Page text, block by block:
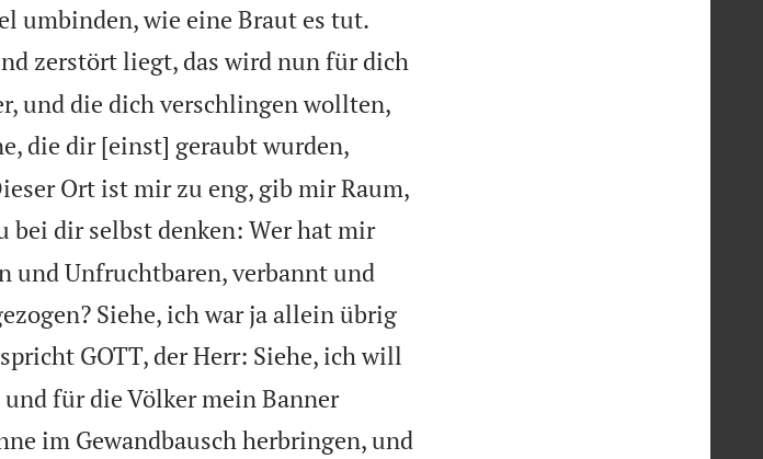
umbinden, wie eine Braut es tut.
zerstört liegt, das wird nun für dich
und die dich verschlingen wollten,
die dir [einst] geraubt wurden,
Ort ist mir zu eng, gib mir Raum,
bei dir selbst denken: Wer hat mir
und Unfruchtbaren, verbannt und
Siehe, ich war ja allein übrig
GOTT, der Herr: Siehe, ich will
für die Völker mein Banner
im Gewandbausch herbringen, und